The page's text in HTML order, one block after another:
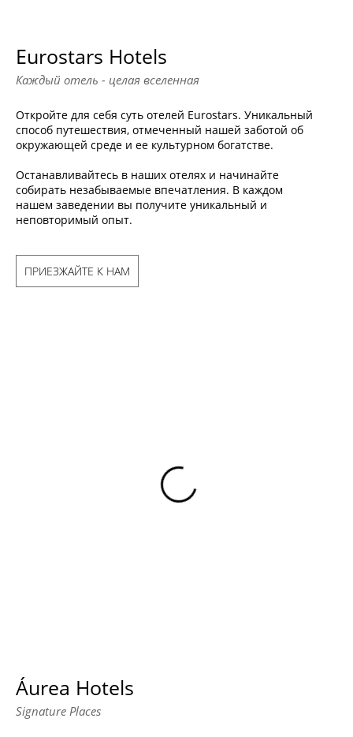
Eurostars Hotels
Каждый отель - целая вселенная
Откройте для себя суть отелей Eurostars. Уникальный
способ путешествия, отмеченный нашей заботой об
окружающей среде и ее культурном богатстве.
Останавливайтесь в наших отелях и начинайте
собирать незабываемые впечатления. В каждом
нашем заведении вы получите уникальный и
неповторимый опыт.
ПРИЕЗЖАЙТЕ К НАМ
Áurea Hotels
Signature Places